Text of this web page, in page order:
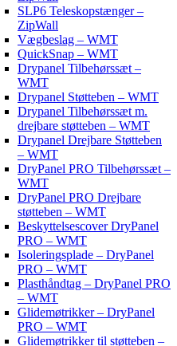
SLP6 Teleskopstænger –
ZipWall
Vægbeslag – WMT
QuickSnap – WMT
Drypanel Tilbehørssæt –
WMT
Drypanel Støtteben – WMT
Drypanel Tilbehørssæt m.
drejbare støtteben – WMT
Drypanel Drejbare Støtteben
– WMT
DryPanel PRO Tilbehørssæt –
WMT
DryPanel PRO Drejbare
støtteben – WMT
Beskyttelsescover DryPanel
PRO – WMT
Isoleringsplade – DryPanel
PRO – WMT
Plasthåndtag – DryPanel PRO
– WMT
Glidemøtrikker – DryPanel
PRO – WMT
Glidemøtrikker til støtteben –